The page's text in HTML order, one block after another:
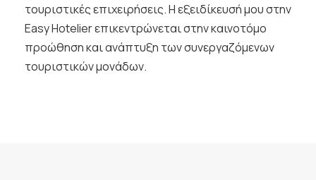
τουριστικές επιχειρήσεις. Η εξειδίκευσή μου στην
Easy Hotelier επικεντρώνεται στην καινοτόμο
προώθηση και ανάπτυξη των συνεργαζόμενων
τουριστικών μονάδων.